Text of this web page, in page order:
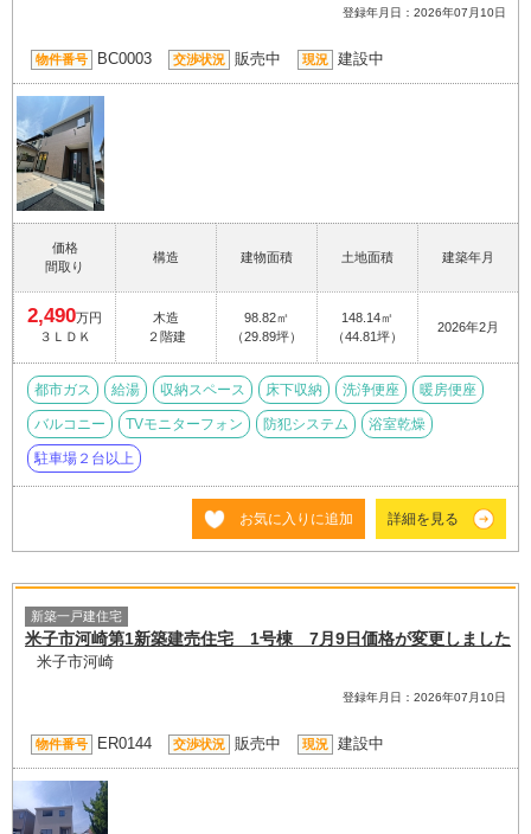
登録年月日：2026年07月10日
物件番号 BC0003 交渉状況 販売中 現況 建設中
価格
間取り
構造 建物面積 土地面積 建築年月
2,490万円
３ＬＤＫ
木造
２階建
98.82㎡
（29.89坪）
148.14㎡
（44.81坪）
2026年2月
都市ガス 給湯 収納スペース 床下収納 洗浄便座 暖房便座
バルコニー TVモニターフォン 防犯システム 浴室乾燥
駐車場２台以上
お気に入りに追加 詳細を見る
新築一戸建住宅
米子市河崎第1新築建売住宅 1号棟 7月9日価格が変更しました
米子市河崎
登録年月日：2026年07月10日
物件番号 ER0144 交渉状況 販売中 現況 建設中